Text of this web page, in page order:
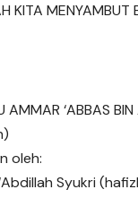
KITA MENYAMBUT
AMMAR ‘ABBAS
oleh:
Syukri